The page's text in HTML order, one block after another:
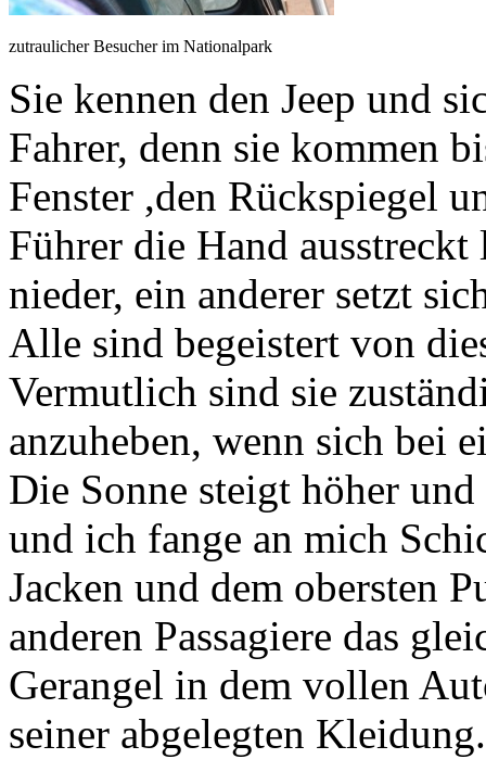
zutraulicher Besucher im Nationalpark
Sie kennen den Jeep und
Fahrer, denn sie kommen
Fenster ,den Rückspiegel
Führer die Hand
nieder, ein anderer setzt
Alle sind begeistert von
Vermutlich sind sie
anzuheben, wenn sich bei
Die Sonne steigt höher
und ich fange an mich
Jacken und dem obersten
anderen Passagiere das
Gerangel in dem vollen
seiner abgelegten Kleidung.